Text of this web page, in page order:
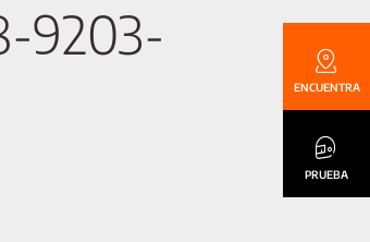
9203-
ENCUENTRA
PRUEBA